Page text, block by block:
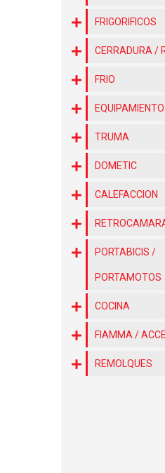
FRIGORIFICOS
CERRADURA /
FRIO
TRUMA
DOMETIC
CALEFACCION
PORTABICIS /
PORTAMOTOS
COCINA
FIAMMA /
REMOLQUES